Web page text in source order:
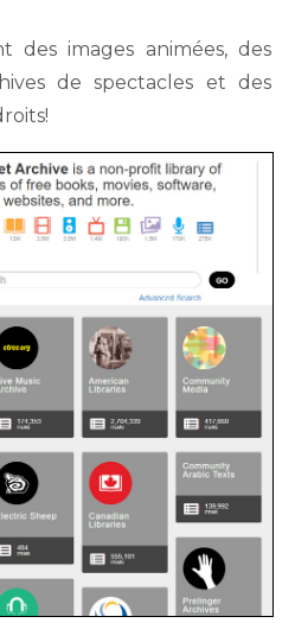
des images animées, des
de spectacles et des